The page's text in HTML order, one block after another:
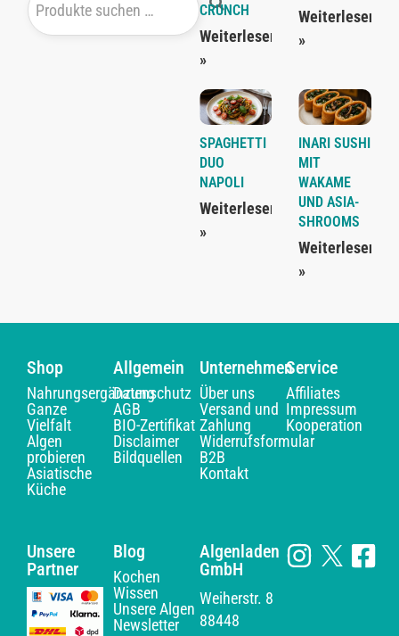
CRUNCH
Weiterlesen
»
Weiterlesen
»
SPAGHETTI
DUO
NAPOLI
Weiterlesen
»
INARI SUSHI
MIT
WAKAME
UND ASIA-
SHROOMS
Weiterlesen
»
Shop
Nahrungsergänzung
Ganze
Vielfalt
Algen
probieren
Asiatische
Küche
Allgemein
Datenschutz
AGB
BIO-Zertifikat
Disclaimer
Bildquellen
Unternehmen
Über uns
Versand und
Zahlung
Widerrufsformular
B2B
Kontakt
Service
Affiliates
Impressum
Kooperation
Unsere
Partner
Blog
Kochen
Wissen
Unsere Algen
Newsletter
Algenladen
GmbH
Weiherstr. 8
88448